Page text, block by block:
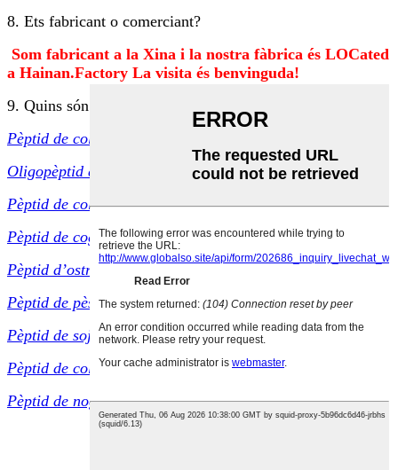
8. Ets fabricant o comerciant?
Som fabricant a la Xina i la nostra fàbrica és LOCated
a Hainan.Factory La visita és benvinguda!
9. Quins són els vostres productes principals?
Pèptid de col·lagen de peix
Oligopèptid de peix marí
Pèptid de col·lagen hidrolitzat
Pèptid de cogombre marí
Pèptid d’ostres
Pèptid de pèsol
Pèptid de soja
Pèptid de col·lagen boví
Pèptid de noguera